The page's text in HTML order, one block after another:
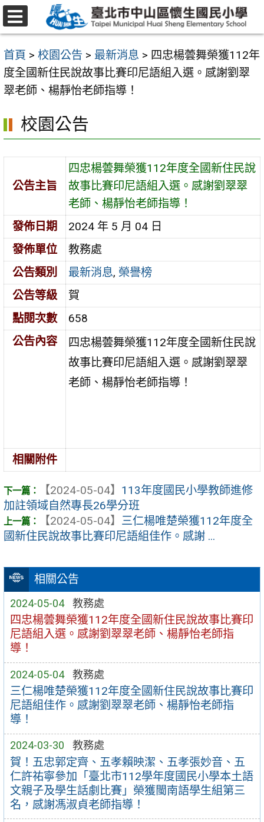
跳
至
要
內
容
首頁 > 校園公告 > 最新消息 > 四忠楊蕓舞榮獲112年
度全國新住民說故事比賽印尼語組入選。感謝劉翠
翠老師、楊靜怡老師指導！
相關公告
2024-05-04 教務處
四忠楊蕓舞榮獲112年度全國新住民說故事比賽印
尼語組入選。感謝劉翠翠老師、楊靜怡老師指
導！
2024-05-04 教務處
三仁楊唯楚榮獲112年度全國新住民說故事比賽印
尼語組佳作。感謝劉翠翠老師、楊靜怡老師指
導！
2024-03-30 教務處
賀！五忠郭定齊、五孝賴映潔、五孝張妙音、五
仁許祐寧參加「臺北市112學年度國民小學本土語
文親子及學生話劇比賽」榮獲閩南語學生組第三
名，感謝馮淑貞老師指導！
校園公告
公告主旨
四忠楊蕓舞榮獲112年度全國新住民說
故事比賽印尼語組入選。感謝劉翠翠
老師、楊靜怡老師指導！
發佈日期
2024 年 5 月 04 日
發佈單位
教務處
公告類別
最新消息, 榮譽榜
公告等級
賀
點閱次數
658
公告內容
四忠楊蕓舞榮獲112年度全國新住民說
故事比賽印尼語組入選。感謝劉翠翠
老師、楊靜怡老師指導！
相關附件
【2024-05-04】 113年度國民小學教師進修
加註領域自然專長26學分班
【2024-05-04】 三仁楊唯楚榮獲112年度全
國新住民說故事比賽印尼語組佳作。感謝 ...
選
單